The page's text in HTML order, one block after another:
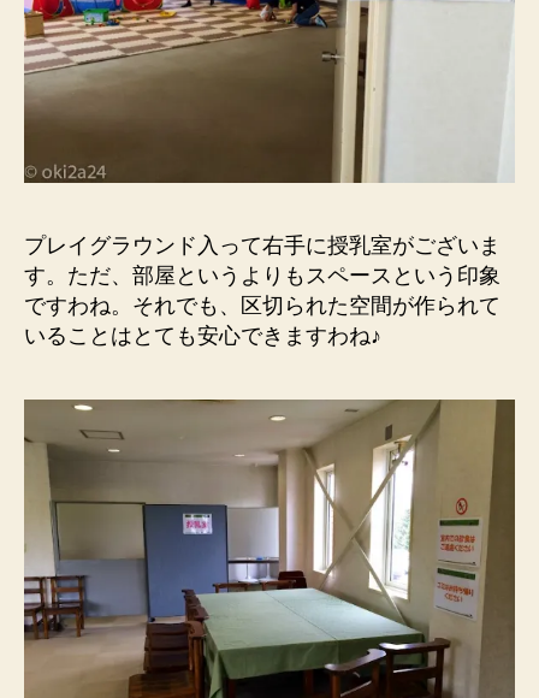
プレイグラウンド入って右手に授乳室がございま
す。ただ、部屋というよりもスペースという印象
ですわね。それでも、区切られた空間が作られて
いることはとても安心できますわね♪